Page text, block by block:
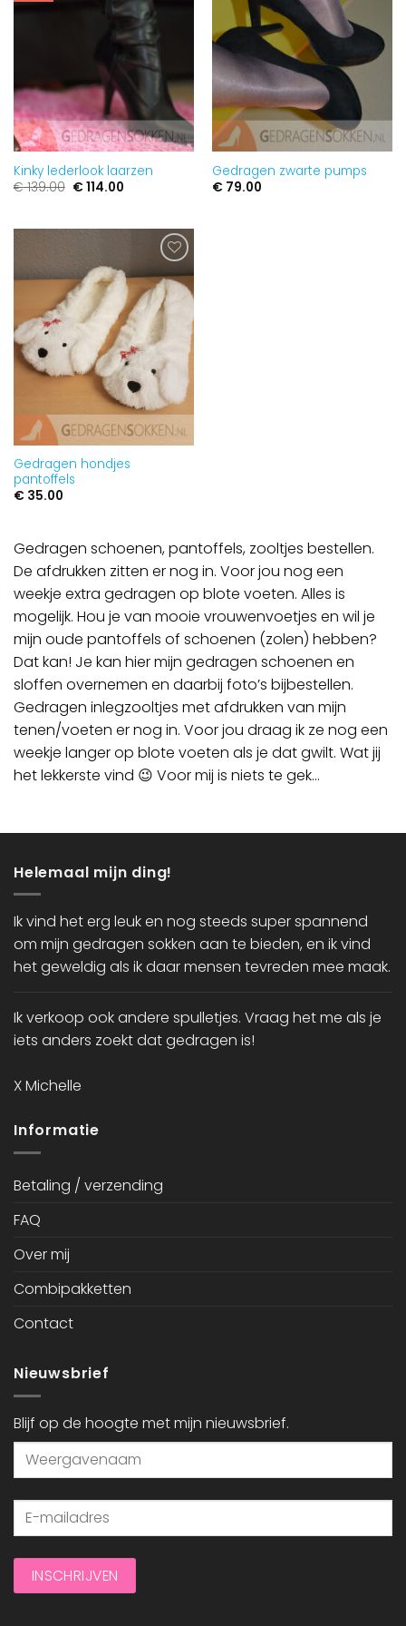
toevoegen
Kinky lederlook laarzen
€139.00 Oorspronkelijke
€114.00Huidige
toevoegen
Gedragen zwarte pumps
€79.00
Aan
verlanglijst
toevoegen
Gedragen hondjes
pantoffels
€35.00
Gedragen schoenen, pantoffels, zooltjes bestellen.
De afdrukken zitten er nog in. Voor jou nog een
weekje extra gedragen op blote voeten. Alles is
mogelijk. Hou je van mooie vrouwenvoetjes en wil je
mijn oude pantoffels of schoenen (zolen) hebben?
Dat kan! Je kan hier mijn gedragen schoenen en
sloffen overnemen en daarbij foto’s bijbestellen.
Gedragen inlegzooltjes met afdrukken van mijn
tenen/voeten er nog in. Voor jou draag ik ze nog een
weekje langer op blote voeten als je dat gwilt. Wat jij
het lekkerste vind 😉 Voor mij is niets te gek…
Helemaal mijn ding!
Ik vind het erg leuk en nog steeds super spannend
om mijn gedragen sokken aan te bieden, en ik vind
het geweldig als ik daar mensen tevreden mee maak.
Ik verkoop ook andere spulletjes. Vraag het me als je
iets anders zoekt dat gedragen is!
X Michelle
Informatie
Betaling / verzending
FAQ
Over mij
Combipakketten
Contact
Nieuwsbrief
Blijf op de hoogte met mijn nieuwsbrief.